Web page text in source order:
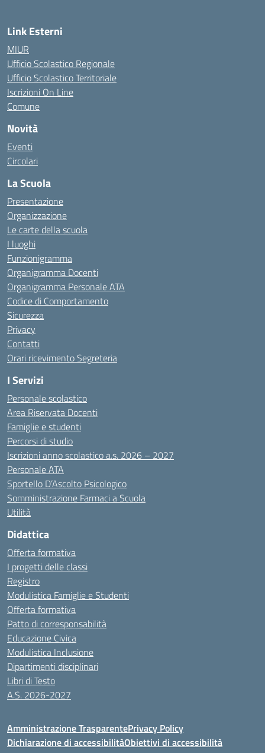
Link Esterni
MIUR
Ufficio Scolastico Regionale
Ufficio Scolastico Territoriale
Iscrizioni On Line
Comune
Novità
Eventi
Circolari
La Scuola
Presentazione
Organizzazione
Le carte della scuola
I luoghi
Funzionigramma
Organigramma Docenti
Organigramma Personale ATA
Codice di Comportamento
Sicurezza
Privacy
Contatti
Orari ricevimento Segreteria
I Servizi
Personale scolastico
Area Riservata Docenti
Famiglie e studenti
Percorsi di studio
Iscrizioni anno scolastico a.s. 2026 – 2027
Personale ATA
Sportello D’Ascolto Psicologico
Somministrazione Farmaci a Scuola
Utilità
Didattica
Offerta formativa
I progetti delle classi
Registro
Modulistica Famiglie e Studenti
Offerta formativa
Patto di corresponsabilità
Educazione Civica
Modulistica Inclusione
Dipartimenti disciplinari
Libri di Testo
A.S. 2026-2027
Amministrazione TrasparentePrivacy Policy
Dichiarazione di accessibilitàObiettivi di accessibilità